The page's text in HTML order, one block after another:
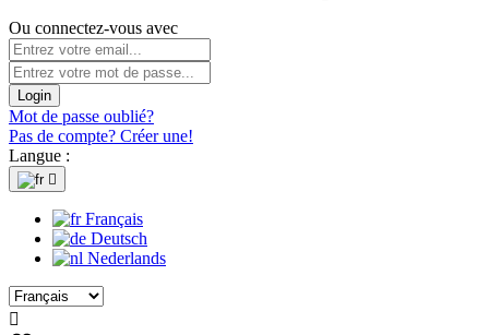
Ou connectez-vous avec
Login
Mot de passe oublié?
Pas de compte? Créer une!
Langue :

Français
Deutsch
Nederlands
